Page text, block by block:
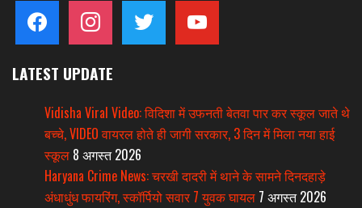
facebook instagram twitter youtube
LATEST UPDATE
Vidisha Viral Video: विदिशा में उफनती बेतवा पार कर स्कूल जाते थे
बच्चे, VIDEO वायरल होते ही जागी सरकार, 3 दिन में मिला नया हाई
स्कूल 8 अगस्त 2026
Haryana Crime News: चरखी दादरी में थाने के सामने दिनदहाड़े
अंधाधुंध फायरिंग, स्कॉर्पियो सवार 7 युवक घायल 7 अगस्त 2026